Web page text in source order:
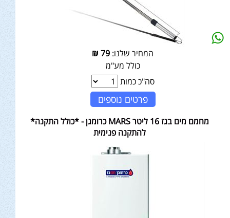
המחיר שלנו: 79
₪
כולל מע"מ
סה"כ כמות
פרטים נוספים
מחמם מים בגז 16 ליטר MARS כרומגן - *כולל התקנה*
להתקנה פנימית